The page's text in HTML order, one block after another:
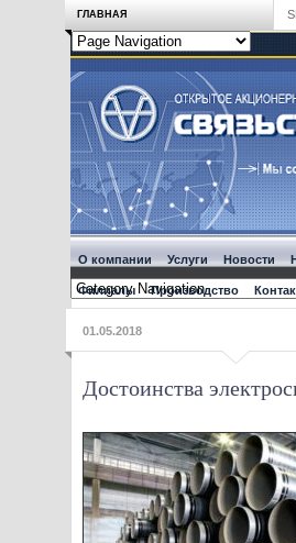
ГЛАВНАЯ
О компании Услуги Новости
Филиалы Производство
01.05.2018
Достоинства